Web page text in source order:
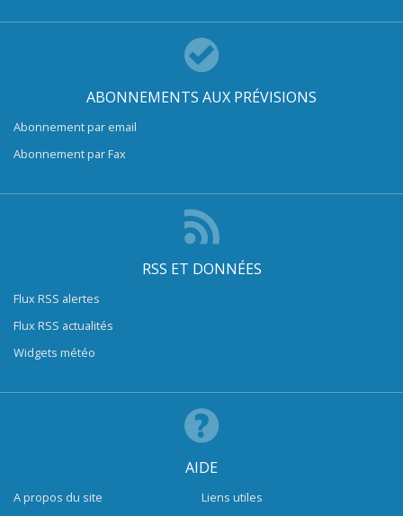
ABONNEMENTS AUX PRÉVISIONS
Abonnement par email
Abonnement par Fax
RSS ET DONNÉES
Flux RSS alertes
Flux RSS actualités
Widgets météo
AIDE
A propos du site
Liens utiles